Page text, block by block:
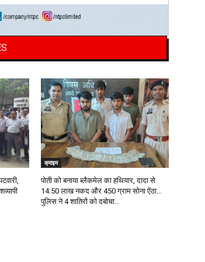
क्राइम
पोती को बनाया ब्लैकमेल का हथियार, दादा से
14.50 लाख नकद और 450 ग्राम सोना ऐंठा…
पुलिस ने 4 शातिरों को दबोचा…